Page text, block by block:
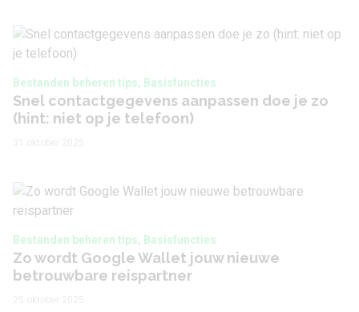
Bestanden beheren tips, Basisfuncties
Snel contactgegevens aanpassen doe je zo
(hint: niet op je telefoon)
Bestanden beheren tips, Basisfuncties
Zo wordt Google Wallet jouw nieuwe
betrouwbare reispartner